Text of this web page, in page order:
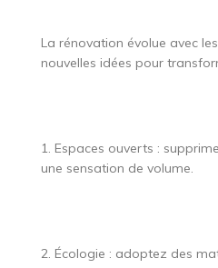
La rénovation évolue avec
nouvelles idées pour
1. Espaces ouverts :
une sensation de volume.
2. Écologie : adoptez des